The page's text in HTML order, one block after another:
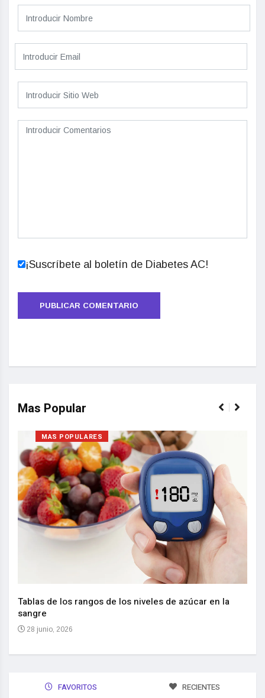
¡Suscríbete al boletín de Diabetes AC!
Mas Popular
MAS POPULARES
Tablas de los rangos de los niveles de azúcar en la
sangre
28 junio, 2026
FAVORITOS RECIENTES